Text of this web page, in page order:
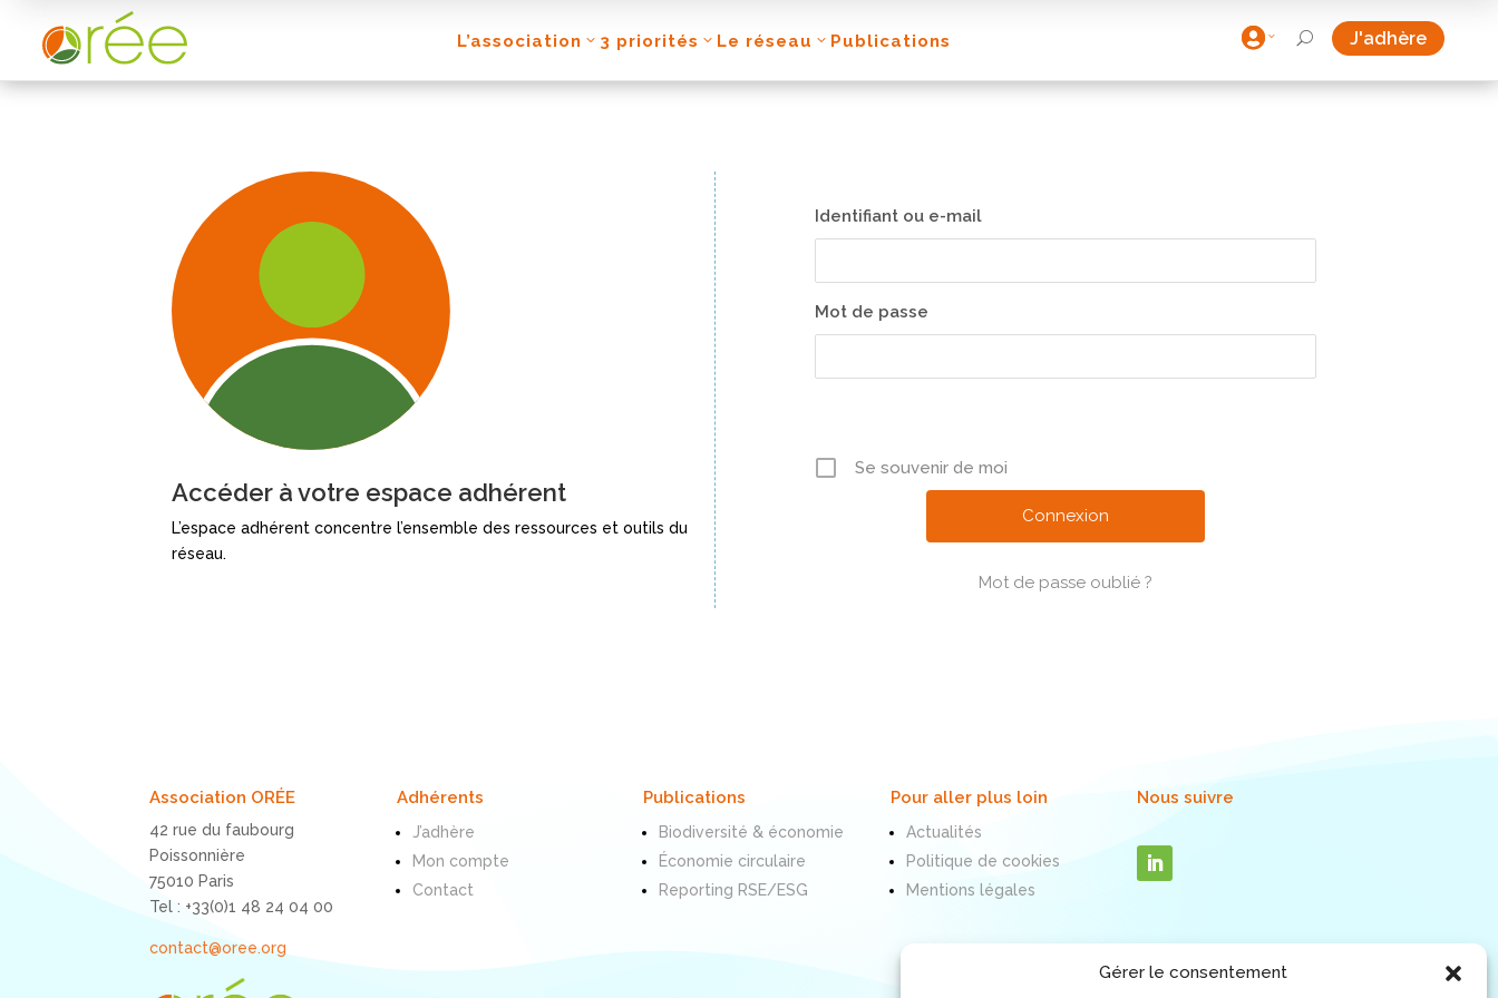
Gérer le consentement
L’association 3 priorités Le réseau Publications  U J'adhère
Accéder à votre espace adhérent
L’espace adhérent concentre l’ensemble des ressources et outils du
réseau.
Identifiant ou e-mail
Mot de passe
Se souvenir de moi
Mot de passe oublié ?
Association ORÉE
42 rue du faubourg
Poissonnière
75010 Paris
Tel : +33(0)1 48 24 04 00
contact@oree.org
Adhérents
J’adhère
Mon compte
Contact
Publications
Biodiversité & économie
Économie circulaire
Reporting RSE/ESG
Pour aller plus loin
Actualités
Politique de cookies
Mentions légales
Nous suivre